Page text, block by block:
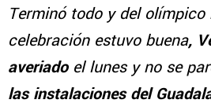
Terminó todo y del
celebración estuvo buena,
averiado el lunes y no se
las instalaciones del